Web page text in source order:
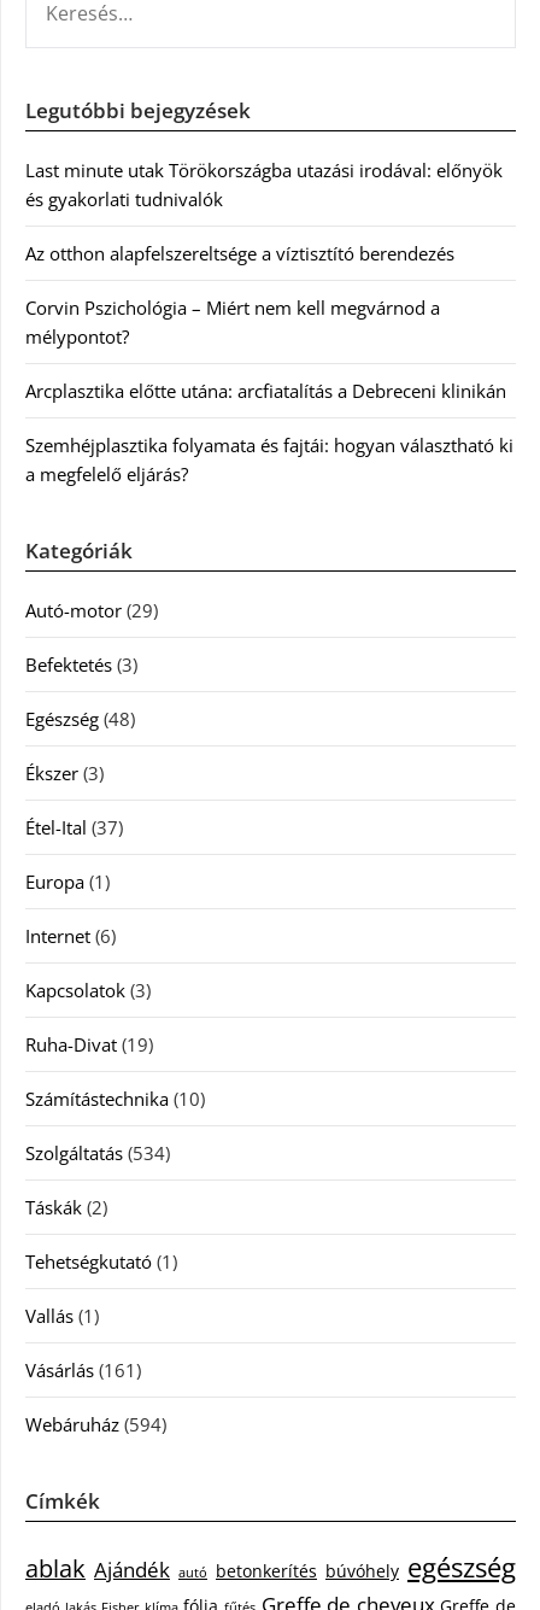
Legutóbbi bejegyzések
Last minute utak Törökországba utazási irodával: előnyök
és gyakorlati tudnivalók
Az otthon alapfelszereltsége a víztisztító berendezés
Corvin Pszichológia – Miért nem kell megvárnod a
mélypontot?
Arcplasztika előtte utána: arcfiatalítás a Debreceni klinikán
Szemhéjplasztika folyamata és fajtái: hogyan választható ki
a megfelelő eljárás?
Kategóriák
Autó-motor (29)
Befektetés (3)
Egészség (48)
Ékszer (3)
Étel-Ital (37)
Europa (1)
Internet (6)
Kapcsolatok (3)
Ruha-Divat (19)
Számítástechnika (10)
Szolgáltatás (534)
Táskák (2)
Tehetségkutató (1)
Vallás (1)
Vásárlás (161)
Webáruház (594)
Címkék
ablak Ajándék autó betonkerítés búvóhely egészség